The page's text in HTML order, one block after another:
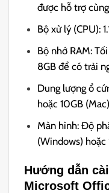
được hỗ trợ
Bộ xử lý (CPU):
Bộ nhớ RAM:
8GB để có trải
Dung lượng ổ
hoặc 10GB
Màn hình: Độ
(Windows)
Hướng dẫn
Microsoft